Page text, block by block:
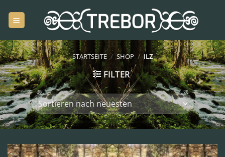
Inhalt
springen
STARTSEITE / SHOP / ILZ
FILTER